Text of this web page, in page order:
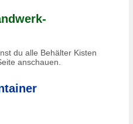
du alle Behälter Kisten
anschauen.